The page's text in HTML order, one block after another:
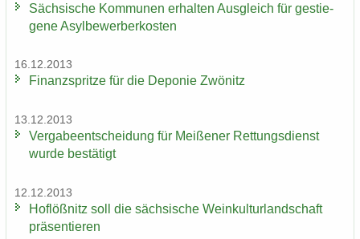
Säch­si­sche Kom­mu­nen er­hal­ten Aus­gleich für ge­stie­
ge­ne Asyl­be­wer­ber­kos­ten
16.12.2013
Fi­nanz­sprit­ze für die De­po­nie Zwö­nitz
13.12.2013
Ver­ga­be­ent­schei­dung für Mei­ße­ner Ret­tungs­dienst
wurde be­stä­tigt
12.12.2013
Hof­löß­nitz soll die säch­si­sche Wein­kul­tur­land­schaft
prä­sen­tie­ren